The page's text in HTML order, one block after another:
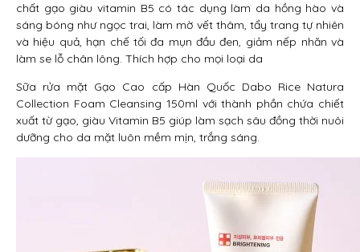
chất gạo giàu vitamin B5 có tác dụng làm da hồng hào và
sáng bóng như ngọc trai, làm mờ vết thâm, tẩy trang tự nhiên
và hiệu quả, hạn chế tối đa mụn đầu đen, giảm nếp nhăn và
làm se lỗ chân lông. Thích hợp cho mọi loại da
Sữa rửa mặt Gạo Cao cấp Hàn Quốc Dabo Rice Natura
Collection Foam Cleansing 150ml với thành phần chứa chiết
xuất từ gạo, giàu Vitamin B5 giúp làm sạch sâu đồng thời nuôi
dưỡng cho da mặt luôn mềm mịn, trắng sáng.